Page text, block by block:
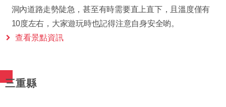
洞內道路走勢陡急，甚至有時需要直上直下，且溫度僅有
10度左右，大家遊玩時也記得注意自身安全喲。
查看景點資訊
三重縣